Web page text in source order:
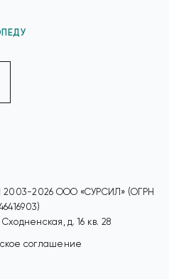
2003-2026 ООО «СУРСИЛ» (ОГРН
д. 16 кв. 28
соглашение